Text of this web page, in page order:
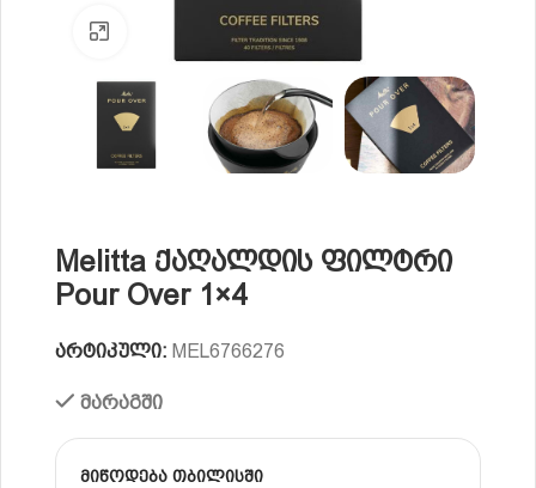
Click to enlarge
Melitta ქაღალდის ფილტრი
Pour Over 1×4
არტიკული: MEL6766276
მარაგში
მიწოდება თბილისში